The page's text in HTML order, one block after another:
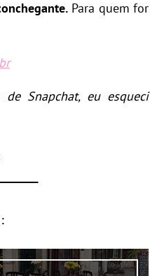
Para quem for
Snapchat, eu esqueci